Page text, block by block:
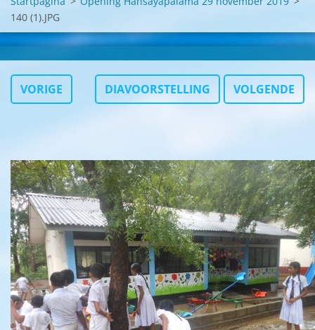
140 (1).JPG
VORIGE DIAVOORSTELLING VOLGENDE